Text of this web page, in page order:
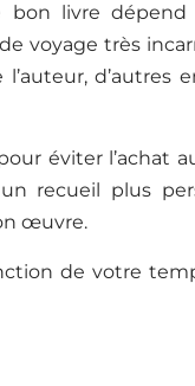
bon livre
voyage très
d’autres
éviter l’achat
recueil plus
œuvre.
de votre